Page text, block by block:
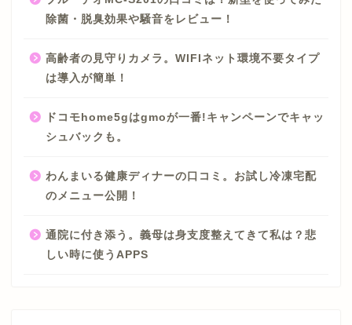
除菌・脱臭効果や騒音をレビュー！
高齢者の見守りカメラ。WIFIネット環境不要タイプ
は導入が簡単！
ドコモhome5gはgmoが一番!キャンペーンでキャッ
シュバックも。
わんまいる健康ディナーの口コミ。お試し冷凍宅配
のメニュー公開！
通院に付き添う。義母は身支度整えてきて私は？悲
しい時に使うAPPS